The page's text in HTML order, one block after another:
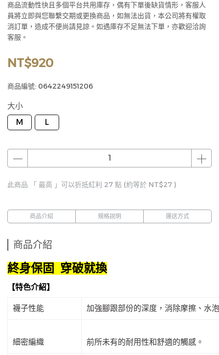
商品流動性快且多個平台共用庫存，偶有下單後缺貨情形，客服人
員將立即與您聯繫交期或更換商品，如無法出貨，本公司將有權取
消訂單，造成不便尚請見諒。如遇庫存不足無法下單，亦歡迎洽詢
客服。
NT$920
商品編號: 0642249151206
大小
M
L
此商品 「 最高 」可以折抵紅利 27 點 (約等於 NT$27 )
商品介紹 規格說明 運送方式
商品介紹
終身保固 穿破就換
【特色介紹】
襪子性能 加強腳跟部份的深度，消除摩擦、水
細密編織 前所未有的耐用性和舒適的觸感。